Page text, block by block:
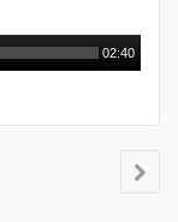
02:40